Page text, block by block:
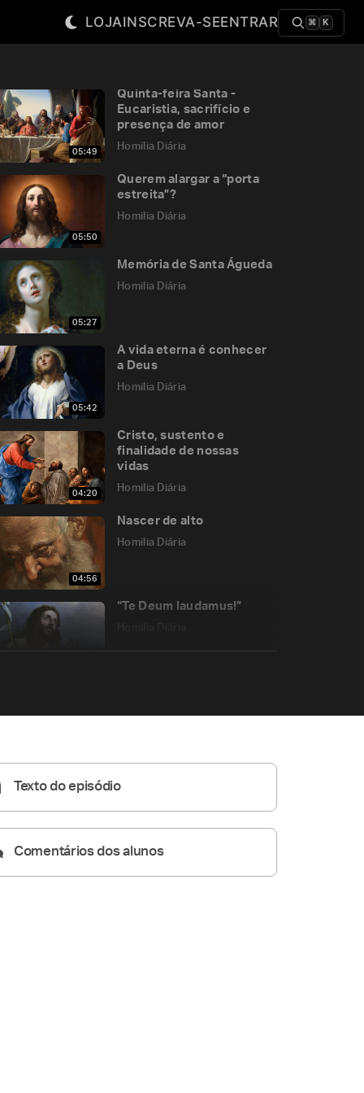
LOJAINSCREVA-SEENTRAR ⌘ K
05:49
Quinta-feira Santa -
Eucaristia, sacrifício e
presença de amor
Homilia Diária
05:50
Querem alargar a “porta
estreita”?
Homilia Diária
05:27
Memória de Santa Águeda
Homilia Diária
05:42
A vida eterna é conhecer
a Deus
Homilia Diária
04:20
Cristo, sustento e
finalidade de nossas
vidas
Homilia Diária
04:56
Nascer de alto
Homilia Diária
“Te Deum laudamus!”
Texto do episódio
Comentários dos alunos